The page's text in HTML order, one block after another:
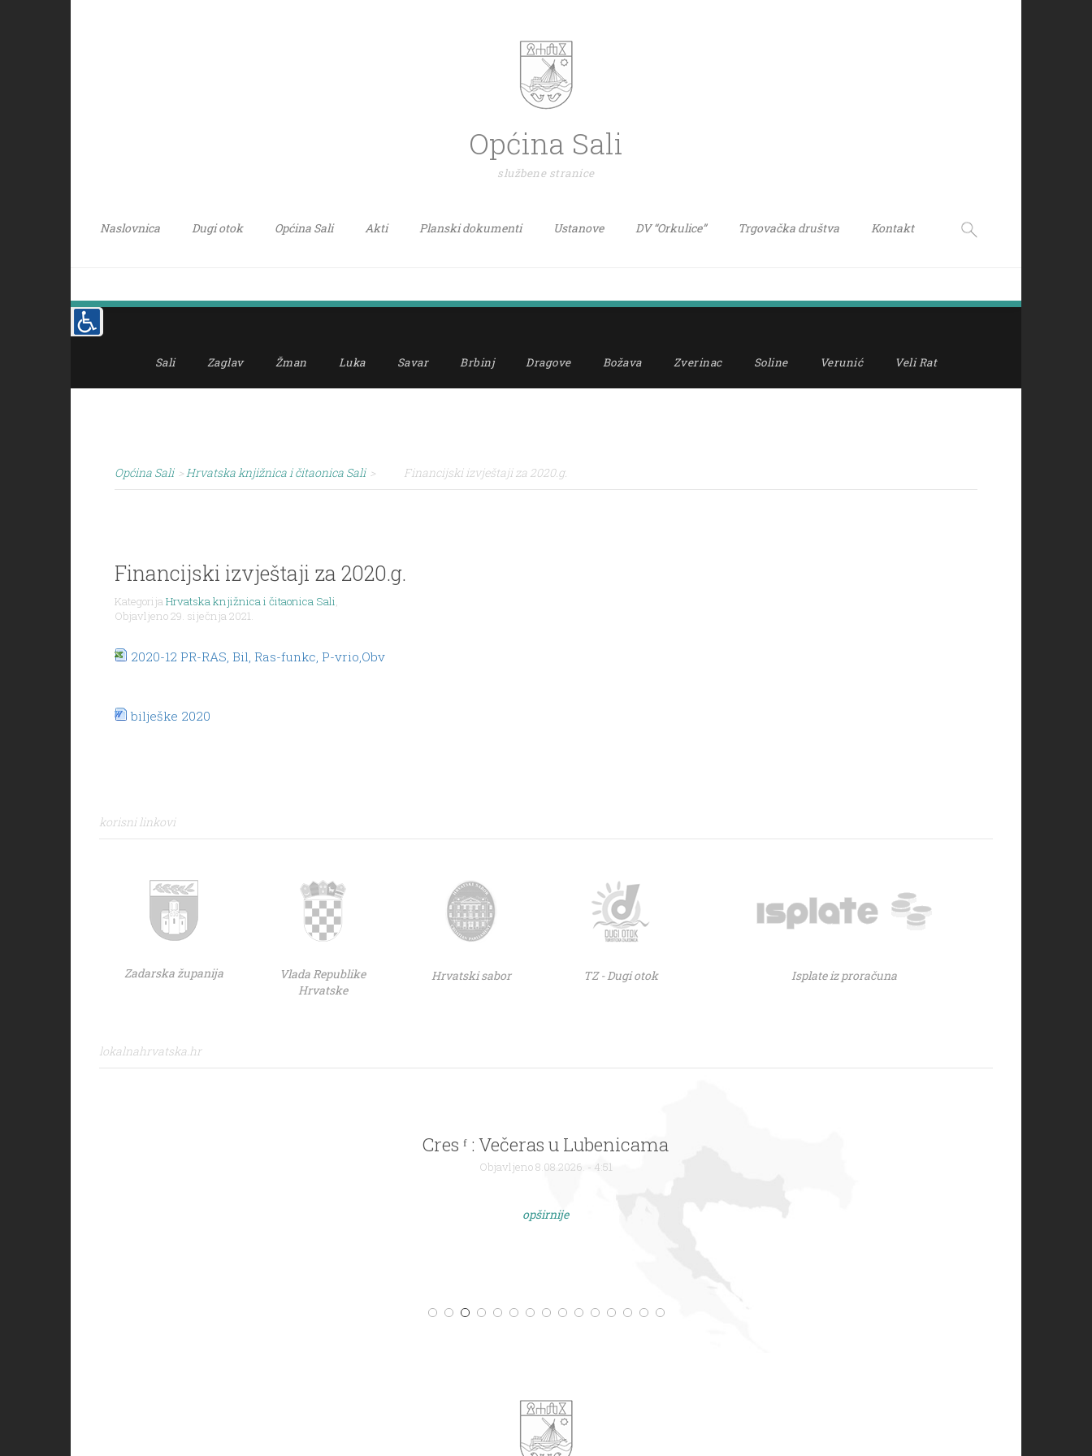
Općina Sali
službene stranice
Naslovnica Dugi otok Općina Sali Akti Planski dokumenti Ustanove DV “Orkulice” Trgovačka društva Kontakt
Sali Zaglav Žman Luka Savar Brbinj Dragove Božava Zverinac Soline Verunić Veli Rat
Općina Sali > Hrvatska knjižnica i čitaonica Sali > Financijski izvještaji za 2020.g.
Financijski izvještaji za 2020.g.
KategorijaHrvatska knjižnica i čitaonica Sali,
Objavljeno 29. siječnja 2021.
2020-12 PR-RAS, Bil, Ras-funkc, P-vrio,Obv
bilješke 2020
korisni linkovi
Zadarska županija
Vlada Republike
Hrvatske
Hrvatski sabor TZ - Dugi otok Isplate iz proračuna
lokalnahrvatska.hr
Cres ᶠ : Večeras u Lubenicama
Objavljeno 8.08.2026. - 4:51
opširnije